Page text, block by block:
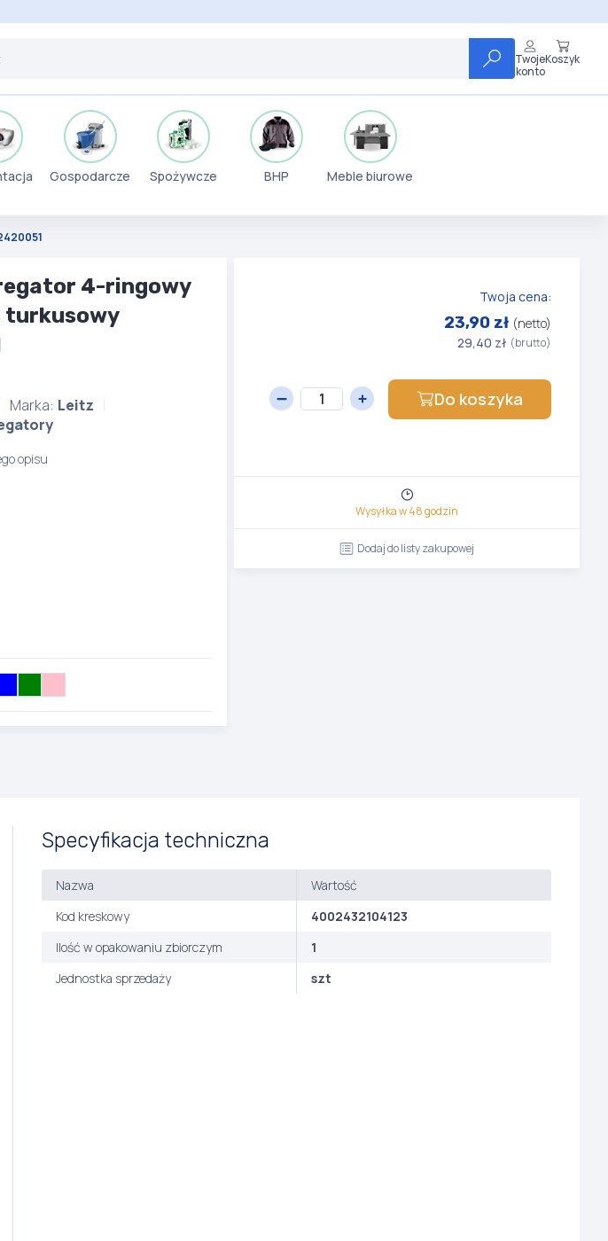
Twoje
konto
Koszyk
Gospodarcze Spożywcze BHP Meble biurowe
4-ringowy
turkusowy
Marka: Leitz
opisu
Twoja cena:
23,90 zł (netto)
29,40 zł (brutto)
Do koszyka
Wysyłka w 48 godzin
Dodaj do listy zakupowej
Specyfikacja techniczna
Nazwa
Wartość
Kod kreskowy
4002432104123
Ilość w opakowaniu zbiorczym
1
Jednostka sprzedaży
szt